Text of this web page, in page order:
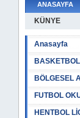
ANASAYFA
KÜNYE
Anasayfa
BASKETBOL
BÖLGESEL
FUTBOL
HENTBOL